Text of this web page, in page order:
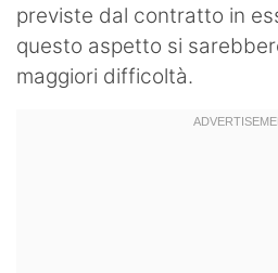
previste dal contratto in
questo aspetto si
maggiori difficoltà.